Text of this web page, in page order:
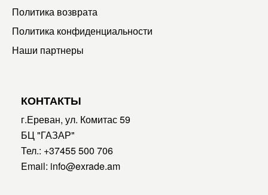
Политика возврата
Политика конфиденциальности
Наши партнеры
КОНТАКТЫ
г.Ереван, ул. Комитас 59
БЦ "ГАЗАР"
Тел.: +37455 500 706
Email: info@exrade.am